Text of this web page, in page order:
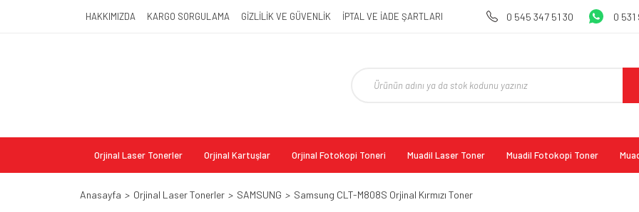
HAKKIMIZDA KARGO SORGULAMA GİZLİLİK VE GÜVENLİK İPTAL VE İADE ŞARTLARI 0 545 347 51 30 0
Orjinal Laser Tonerler Orjinal Kartuşlar Orjinal Fotokopi Toneri Muadil Laser Toner Muadil Fotokopi Toner
Anasayfa Orjinal Laser Tonerler SAMSUNG Samsung CLT-M808S Orjinal Kırmızı Toner